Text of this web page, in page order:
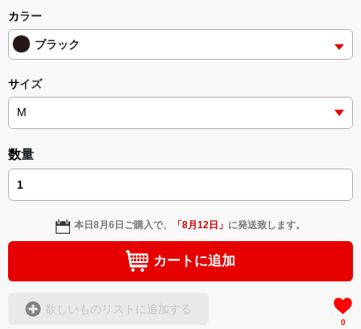
カラー
ブラック
サイズ
数量
本日8月6日 ご購入で、 「8月12日 」 に発送致します。
カートに追加
欲しいものリストに追加する
0